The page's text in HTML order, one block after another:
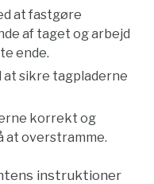
at fastgøre
af taget og arbejd
ende.
at sikre tagpladerne
korrekt og
at overstramme.
instruktioner